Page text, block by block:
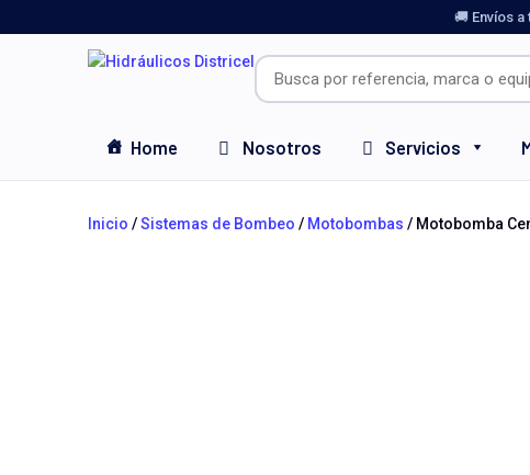
🚚 Envíos
Home Nosotros Servicios
Inicio /Sistemas de Bombeo / Motobombas / Motobomba